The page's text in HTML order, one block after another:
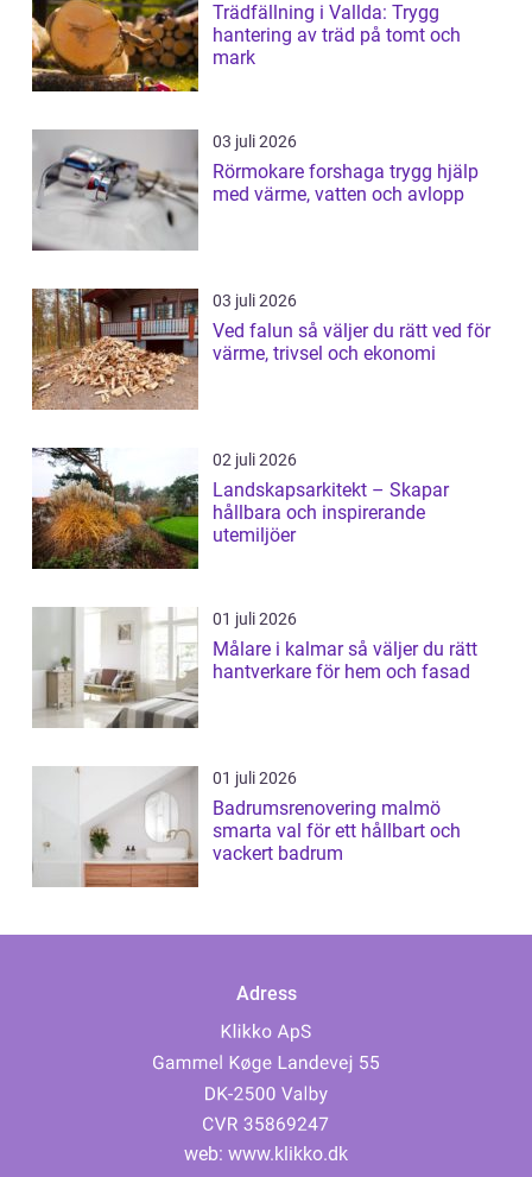
Trädfällning i Vallda: Trygg
hantering av träd på tomt och
mark
03 juli 2026
Rörmokare forshaga trygg hjälp
med värme, vatten och avlopp
03 juli 2026
Ved falun så väljer du rätt ved för
värme, trivsel och ekonomi
02 juli 2026
Landskapsarkitekt – Skapar
hållbara och inspirerande
utemiljöer
01 juli 2026
Målare i kalmar så väljer du rätt
hantverkare för hem och fasad
01 juli 2026
Badrumsrenovering malmö
smarta val för ett hållbart och
vackert badrum
Adress
web: www.klikko.dk